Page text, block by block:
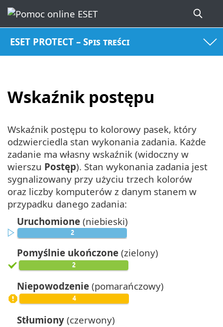
ESET PROTECT – Spis treści
Wskaźnik postępu
Wskaźnik postępu to kolorowy pasek, który
odzwierciedla stan wykonania zadania. Każde
zadanie ma własny wskaźnik (widoczny w
wierszu Postęp). Stan wykonania zadania jest
sygnalizowany przy użyciu trzech kolorów
oraz liczby komputerów z danym stanem w
przypadku danego zadania:
Uruchomione (niebieski)
Pomyślnie ukończone (zielony)
Niepowodzenie (pomarańczowy)
Stłumiony (czerwony)